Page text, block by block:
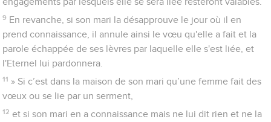
9 En revanche, si son mari la désapprouve le jour où il en
prend connaissance, il annule ainsi le vœu qu'elle a fait et la
parole échappée de ses lèvres par laquelle elle s'est liée, et
l'Eternel lui pardonnera.
11 » Si c’est dans la maison de son mari qu’une femme fait des
vœux ou se lie par un serment,
12 et si son mari en a connaissance mais ne lui dit rien et ne la